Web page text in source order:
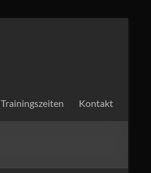
Trainingszeiten Kontakt